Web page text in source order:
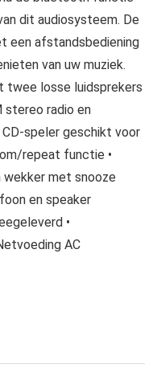
dit audiosysteem. De
een afstandsbediening
van uw muziek.
twee losse luidsprekers
stereo radio en
speler geschikt voor
repeat functie •
met snooze
en speaker
•
AC